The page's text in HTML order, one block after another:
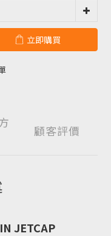
立即購買
顧客評價
JETCAP